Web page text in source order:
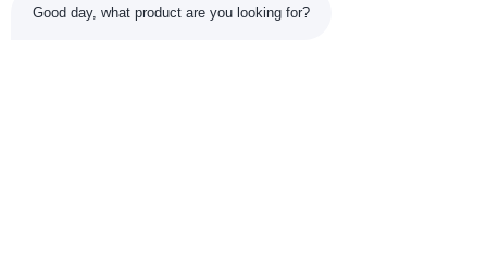
Good day, what product are you looking for?